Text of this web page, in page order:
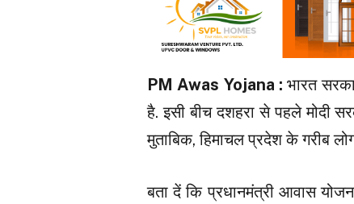
PM Awas Yojana :भारत
है. इसी बीच दशहरा से पहले मोदी
मुताबिक, हिमाचल प्रदेश के गरीब
बता दें कि प्रधानमंत्री आवास